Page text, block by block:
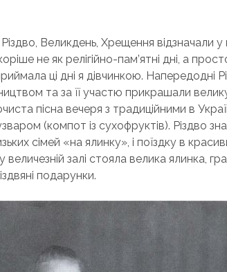
Різдво, Великдень, Хрещення відзначали у
не як релігійно-пам’ятні дні, а
ці дні я дівчинкою. Напередодні
та за її участю прикрашали
пісна вечеря з традиційними в
(компот із сухофруктів). Різдво
сімей «на ялинку», і поїздку в
величезній залі стояла велика ялинка,
подарунки.